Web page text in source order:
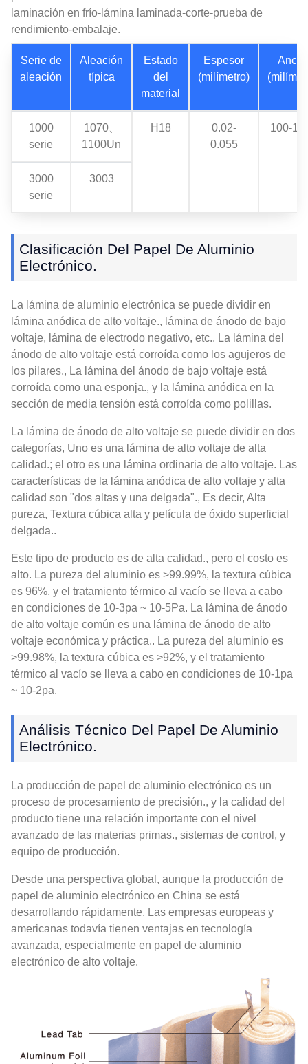
laminación en frío-lámina laminada-corte-prueba de
rendimiento-embalaje.
Serie de
aleación
Aleación
típica
Estado
del
material
Espesor
(milímetro)
1000
serie
1070、
1100Un
H18
0.02-
0.055
100-
3000
serie
3003
Clasificación Del Papel De Aluminio
Electrónico.
La lámina de aluminio electrónica se puede dividir en
lámina anódica de alto voltaje., lámina de ánodo de bajo
voltaje, lámina de electrodo negativo, etc.. La lámina del
ánodo de alto voltaje está corroída como los agujeros de
los pilares., La lámina del ánodo de bajo voltaje está
corroída como una esponja., y la lámina anódica en la
sección de media tensión está corroída como polillas.
La lámina de ánodo de alto voltaje se puede dividir en dos
categorías, Uno es una lámina de alto voltaje de alta
calidad.; el otro es una lámina ordinaria de alto voltaje. Las
características de la lámina anódica de alto voltaje y alta
calidad son "dos altas y una delgada"., Es decir, Alta
pureza, Textura cúbica alta y película de óxido superficial
delgada..
Este tipo de producto es de alta calidad., pero el costo es
alto. La pureza del aluminio es >99.99%, la textura cúbica
es 96%, y el tratamiento térmico al vacío se lleva a cabo
en condiciones de 10-3pa ~ 10-5Pa. La lámina de ánodo
de alto voltaje común es una lámina de ánodo de alto
voltaje económica y práctica.. La pureza del aluminio es
>99.98%, la textura cúbica es >92%, y el tratamiento
térmico al vacío se lleva a cabo en condiciones de 10-1pa
~ 10-2pa.
Análisis Técnico Del Papel De Aluminio
Electrónico.
La producción de papel de aluminio electrónico es un
proceso de procesamiento de precisión., y la calidad del
producto tiene una relación importante con el nivel
avanzado de las materias primas., sistemas de control, y
equipo de producción.
Desde una perspectiva global, aunque la producción de
papel de aluminio electrónico en China se está
desarrollando rápidamente, Las empresas europeas y
americanas todavía tienen ventajas en tecnología
avanzada, especialmente en papel de aluminio
electrónico de alto voltaje.